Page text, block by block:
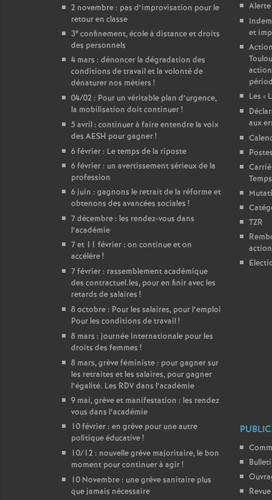
2 novembre : pas d’improvisation pour le
retour en classe
3e confinement, école à distance et droits
des personnels
4 mars : dénoncer la dégradation des
conditions de travail et la volonté de
dénaturer nos métiers !
04/02 : Pour un véritable plan d’urgence,
la mobilisation doit continuer!
5 avril : continuer à faire entendre la voix
des AESH pour gagner!
6 février : Le temps de la riposte
6 février : un avertissement sérieux de la
profession
6 juin : gagnons le retrait de la réforme et
obtenons des avancées sociales !
7 décembre : les rendez-vous dans
l’académie
7 et 11 février : on continue et on
accélère!
7 février : rassemblement académique
des contractuel.les, pour en finir avec les
retards de salaires !
8 octobre : Pour les salaires, pour l’emploi
Pour les conditions de travail!
8 mars : journée internationale pour les
droits des femmes !
8 mars, grève féministe : pour gagner sur
les retraites et les salaires, pour gagner
l’égalité. Les RDV dans l’académie
9 mai, grève et manifestation : les rendez
vous dans l’académie
10 février : en grève pour une autre
politique éducative!
10/12 : nouvelle grève majoritaire, le bon
moment pour continuer à agir!
10 Novembre : une grève sanitaire plus
que jamais nécessaire
et
Les «
aux
TZR